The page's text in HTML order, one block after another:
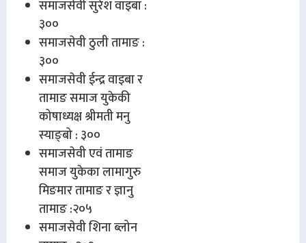
समाजसेवी सुरेश वाइबा :
३००
समाजसेवी ठुली तामाङ :
३००
समाजसेवी ईन्द्र वाइबा र
तामाङ समाज युकेकी
कोषाध्यक्ष श्रीमती मनु
स्याङ्बो : ३००
समाजसेवी एवं तामाङ
समाज युकेका लामागुरु
मिङमार तामाङ र ज्ञानु
तामाङ :२०५
समाजसेवी शिना ब्लोन